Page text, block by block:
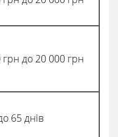
грн до 20 000 грн
65 днів